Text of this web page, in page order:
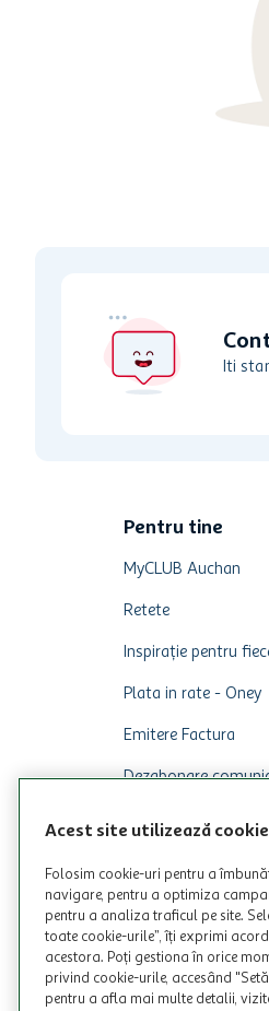
Iti
Pentru tine
MyCLUB Auchan
Retete
Inspirație pentru
Plata in rate - Oney
Emitere Factura
Dezabonare
Acest site utilizează
Folosim cookie-uri pentru a
navigare, pentru a optimiza
pentru a analiza traficul pe site.
toate cookie-urile”, îți exprimi
acestora. Poți gestiona în orice
privind cookie-urile, accesând
pentru a afla mai multe detalii,